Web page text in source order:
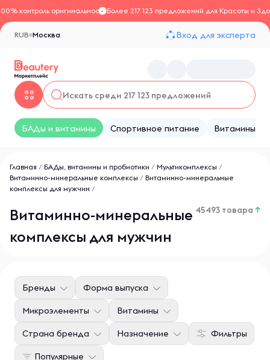
контроль оригинальностиБолее 217 123 предложений для Красоты и
Москва
RUB Вход для эксперта
БАДы и витамины Спортивное питание Витамины
Главная / БАДы, витамины и пробиотики / Мультикомплексы /
Витаминно-минеральные комплексы / Витаминно-минеральные
комплексы для мужчин /
Витаминно-минеральные
комплексы для мужчин
45493 товара ↑
Фильтры
Бренды Форма выпуска
Микроэлементы Витамины
Страна бренда Назначение
Популярные